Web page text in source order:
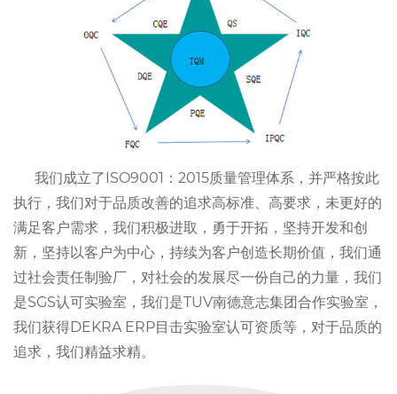
我们成立了ISO9001：2015质量管理体系，并严格按此
执行，我们对于品质改善的追求高标准、高要求，未更好的
满足客户需求，我们积极进取，勇于开拓，坚持开发和创
新，坚持以客户为中心，持续为客户创造长期价值，我们通
过社会责任制验厂，对社会的发展尽一份自己的力量，我们
是SGS认可实验室，我们是TUV南德意志集团合作实验室，
我们获得DEKRA ERP目击实验室认可资质等，对于品质的
追求，我们精益求精。